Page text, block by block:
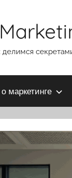
делимся
маркетинге